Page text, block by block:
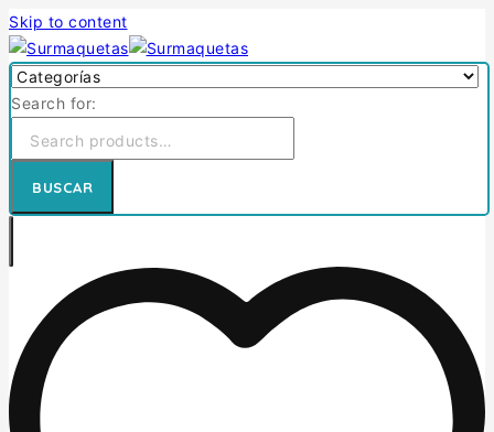
Skip to content
Search for:
BUSCAR